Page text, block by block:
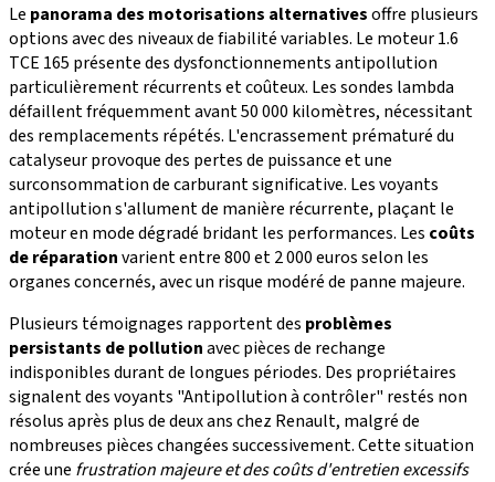
Le panorama des motorisations alternativesoffre plusieurs
options avec des niveaux de fiabilité variables. Le moteur 1.6
TCE 165 présente des dysfonctionnements antipollution
particulièrement récurrents et coûteux. Les sondes lambda
défaillent fréquemment avant 50 000 kilomètres, nécessitant
des remplacements répétés. L'encrassement prématuré du
catalyseur provoque des pertes de puissance et une
surconsommation de carburant significative. Les voyants
antipollution s'allument de manière récurrente, plaçant le
moteur en mode dégradé bridant les performances. Les coûts
de réparationvarient entre 800 et 2 000 euros selon les
organes concernés, avec un risque modéré de panne majeure.
Plusieurs témoignages rapportent des problèmes
persistants de pollutionavec pièces de rechange
indisponibles durant de longues périodes. Des propriétaires
signalent des voyants "Antipollution à contrôler" restés non
résolus après plus de deux ans chez Renault, malgré de
nombreuses pièces changées successivement. Cette situation
crée une frustration majeure et des coûts d'entretien excessifs